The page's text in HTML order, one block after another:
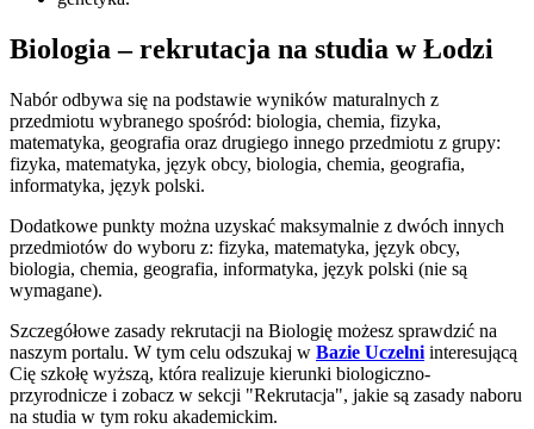
Biologia – rekrutacja na studia w Łodzi
Nabór odbywa się na podstawie wyników maturalnych z
przedmiotu wybranego spośród: biologia, chemia, fizyka,
matematyka, geografia oraz drugiego innego przedmiotu z grupy:
fizyka, matematyka, język obcy, biologia, chemia, geografia,
informatyka, język polski.
Dodatkowe punkty można uzyskać maksymalnie z dwóch innych
przedmiotów do wyboru z: fizyka, matematyka, język obcy,
biologia, chemia, geografia, informatyka, język polski (nie są
wymagane).
Szczegółowe zasady rekrutacji na Biologię możesz sprawdzić na
naszym portalu. W tym celu odszukaj w Bazie Uczelni interesującą
Cię szkołę wyższą, która realizuje kierunki biologiczno-
przyrodnicze i zobacz w sekcji "Rekrutacja", jakie są zasady naboru
na studia w tym roku akademickim.